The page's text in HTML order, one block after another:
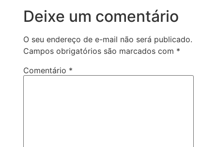
Deixe um comentário
O seu endereço de e-mail não será publicado.
Campos obrigatórios são marcados com *
Comentário *